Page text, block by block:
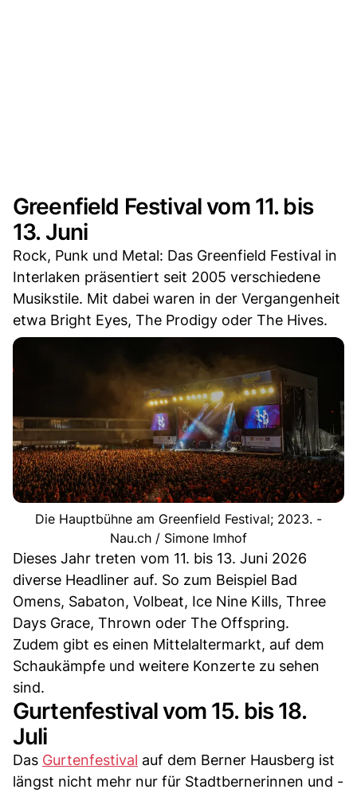
Greenfield Festival vom 11. bis
13. Juni
Rock, Punk und Metal: Das Greenfield Festival in
Interlaken präsentiert seit 2005 verschiedene
Musikstile. Mit dabei waren in der Vergangenheit
etwa Bright Eyes, The Prodigy oder The Hives.
Die Hauptbühne am Greenfield Festival; 2023. -
Nau.ch / Simone Imhof
Dieses Jahr treten vom 11. bis 13. Juni 2026
diverse Headliner auf. So zum Beispiel Bad
Omens, Sabaton, Volbeat, Ice Nine Kills, Three
Days Grace, Thrown oder The Offspring.
Zudem gibt es einen Mittelaltermarkt, auf dem
Schaukämpfe und weitere Konzerte zu sehen
sind.
Gurtenfestival vom 15. bis 18.
Juli
Das Gurtenfestival auf dem Berner Hausberg ist
längst nicht mehr nur für Stadtbernerinnen und -